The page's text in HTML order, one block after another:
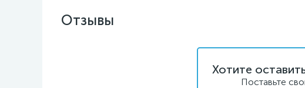
Отзывы
Хотите
Поставьте